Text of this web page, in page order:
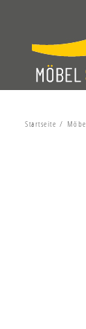
Startseite